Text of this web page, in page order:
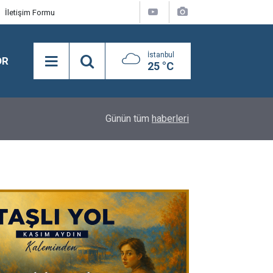
İletişim Formu
İstanbul
25 °C
Merhum Asli Üyemiz M. Zeki Tunca'yı saygıyla
Günün tüm haberleri